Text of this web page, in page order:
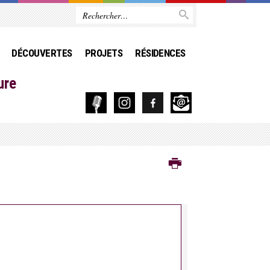
DÉCOUVERTES PROJETS RÉSIDENCES